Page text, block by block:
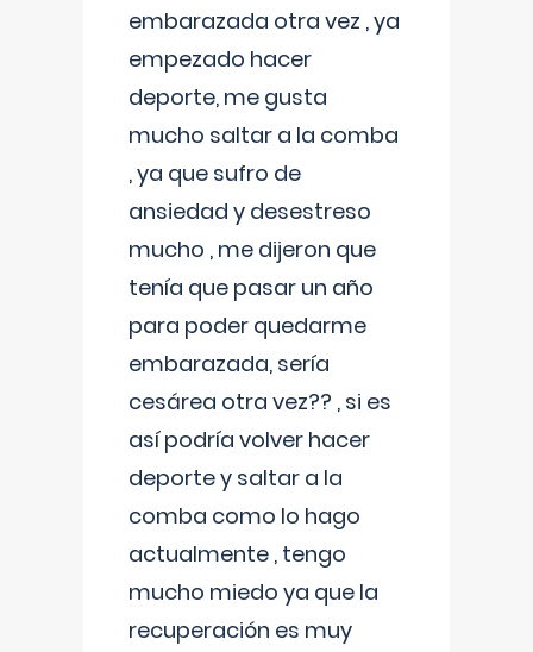
embarazada otra vez , ya
empezado hacer
deporte, me gusta
mucho saltar a la comba
, ya que sufro de
ansiedad y desestreso
mucho , me dijeron que
tenía que pasar un año
para poder quedarme
embarazada, sería
cesárea otra vez?? , si es
así podría volver hacer
deporte y saltar a la
comba como lo hago
actualmente , tengo
mucho miedo ya que la
recuperación es muy